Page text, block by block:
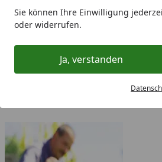
Sie können Ihre Einwilligung
oder widerrufen.
Ja, verstanden
Das
Die Wahl der richtigen Teichfolie
Die richtige Teichfolie stellt die
und die Tiefe des Teichs ist dafür